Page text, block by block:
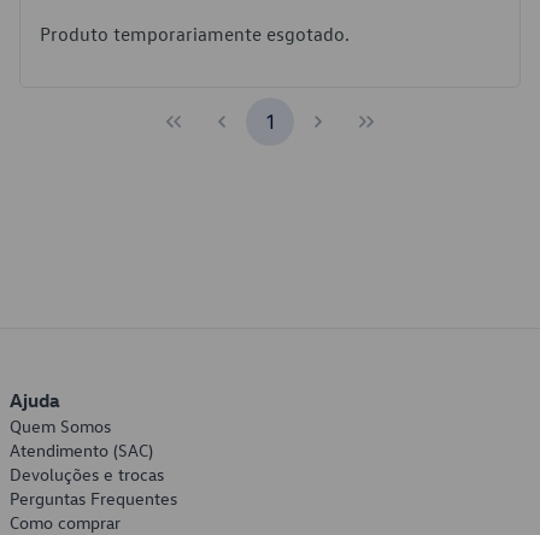
Produto temporariamente esgotado.
1
Ajuda
Quem Somos
Atendimento (SAC)
Devoluções e trocas
Perguntas Frequentes
Como comprar